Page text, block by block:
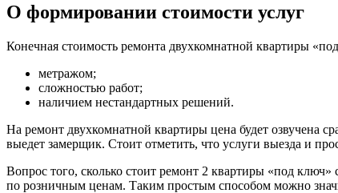
О формировании стоимости услуг
Конечная стоимость ремонта двухкомнатной квартиры
метражом;
сложностью работ;
наличием нестандартных решений.
На ремонт двухкомнатной квартиры цена будет озвучена
выедет замерщик. Стоит отметить, что услуги выезда и
Вопрос того, сколько стоит ремонт 2 квартиры «под
по розничным ценам. Таким простым способом можно